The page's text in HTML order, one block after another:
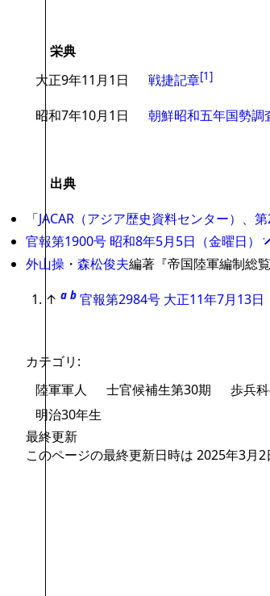
栄典
大正9年11月1日
戦捷記章[1]
昭和7年10月1日 朝鮮昭和五年国勢調
出典
「JACAR（アジア歴史資料センター）
官報第1900号 昭和8年5月5日（金曜日）
外山操 ・ 森松俊夫編著『帝国陸軍編制総
↑ a b 官報第2984号 大正11年7月13日
カテゴリ :
陸軍軍人
士官候補生第30期 歩兵
明治30年生
最終更新
このページの最終更新日時は 2025年3月2